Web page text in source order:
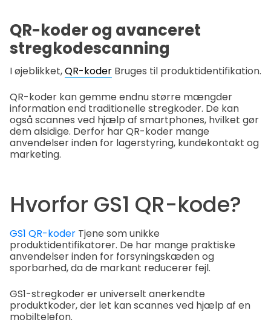
QR-koder og avanceret
stregkodescanning
I øjeblikket,QR-koder Bruges til produktidentifikation.
QR-koder kan gemme endnu større mængder
information end traditionelle stregkoder. De kan
også scannes ved hjælp af smartphones, hvilket gør
dem alsidige. Derfor har QR-koder mange
anvendelser inden for lagerstyring, kundekontakt og
marketing.
Hvorfor GS1 QR-kode?
GS1 QR-koder Tjene som unikke
produktidentifikatorer. De har mange praktiske
anvendelser inden for forsyningskæden og
sporbarhed, da de markant reducerer fejl.
GS1-stregkoder er universelt anerkendte
produktkoder, der let kan scannes ved hjælp af en
mobiltelefon.